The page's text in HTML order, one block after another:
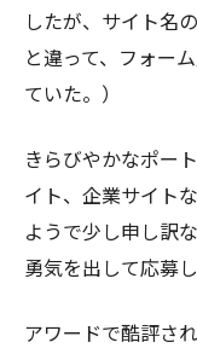
したが、サイト名
と違って、フォー
ていた。）
きらびやかなポー
イト、企業サイト
ようで少し申し訳
勇気を出して応募
アワードで酷評さ